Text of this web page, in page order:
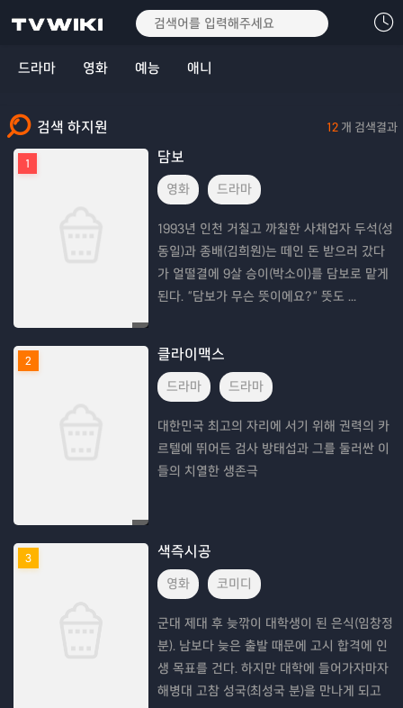
드라마 영화 예능 애니
검색 하지원 12 개 검색결과
1 담보
영화 드라마
1993년 인천 거칠고 까칠한 사채업자 두석(성
동일)과 종배(김희원)는 떼인 돈 받으러 갔다
가 얼떨결에 9살 승이(박소이)를 담보로 맡게
된다. “담보가 무슨 뜻이에요?” 뜻도 ...
2 클라이맥스
드라마 드라마
대한민국 최고의 자리에 서기 위해 권력의 카
르텔에 뛰어든 검사 방태섭과 그를 둘러싼 이
들의 치열한 생존극
3 색즉시공
영화 코미디
군대 제대 후 늦깎이 대학생이 된 은식(임창정
분). 남보다 늦은 출발 때문에 고시 합격에 인
생 목표를 건다. 하지만 대학에 들어가자마자
해병대 고참 성국(최성국 분)을 만나게 되고